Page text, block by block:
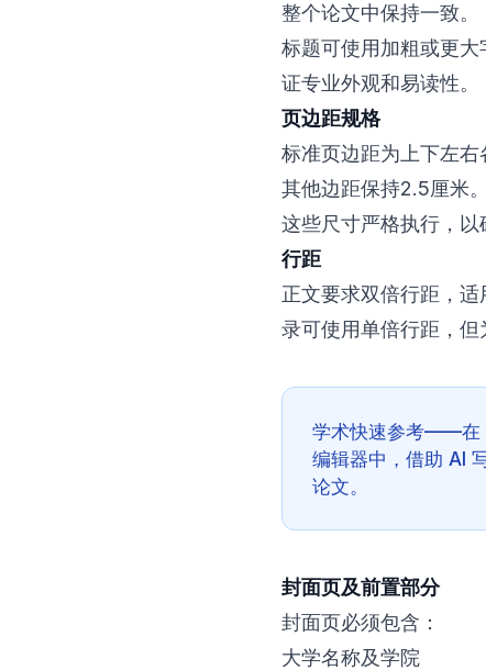
整个论文中保持一致。
标题可使用加粗或更
证专业外观和易读性。
页边距规格
标准页边距为上下左
其他边距保持2.5厘米。
这些尺寸严格执行，以
行距
正文要求双倍行距，
录可使用单倍行距，但
学术快速参考——在
编辑器中，借助 AI
论文。
封面页及前置部分
封面页必须包含：
大学名称及学院